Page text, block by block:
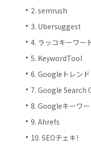
2. semrush
3. Ubersuggest
4. ラッコキーワー
5. KeywordTool
6. Googleトレンド
7. Google Search
8. Googleキーワ
9. Ahrefs
10. SEOチェキ！